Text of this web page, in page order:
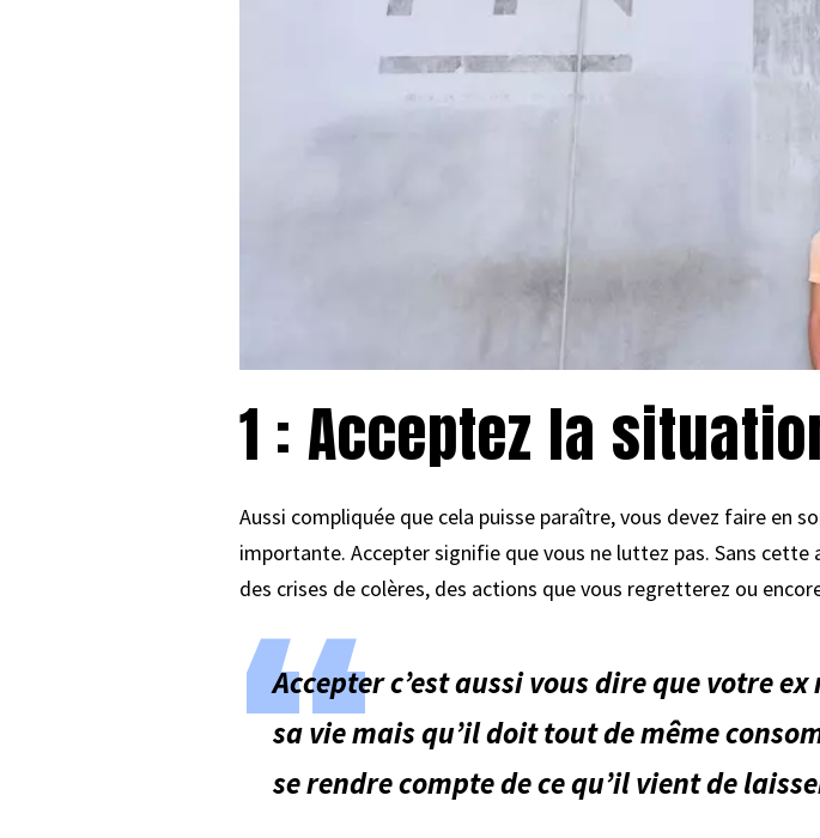
1 : Acceptez la
Aussi compliquée que cela puisse paraître, vous devez faire en
importante. Accepter signifie que vous ne luttez pas. Sans
des crises de colères, des actions que vous regretterez ou
Accepter c’est aussi vous dire que votre
sa vie mais qu’il doit tout de même
se rendre compte de ce qu’il vient de